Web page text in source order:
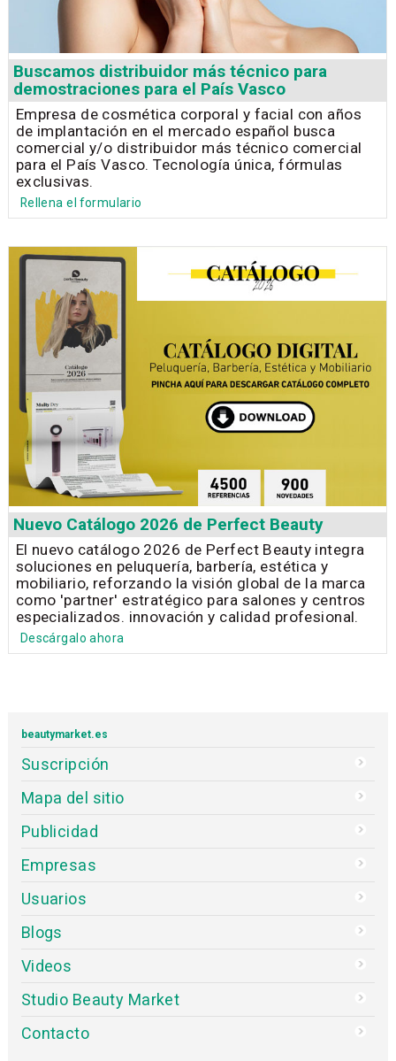
Buscamos distribuidor más técnico para
demostraciones para el País Vasco
Empresa de cosmética corporal y facial con años
de implantación en el mercado español busca
comercial y/o distribuidor más técnico comercial
para el País Vasco. Tecnología única, fórmulas
exclusivas.
Rellena el formulario
Nuevo Catálogo 2026 de Perfect Beauty
El nuevo catálogo 2026 de Perfect Beauty integra
soluciones en peluquería, barbería, estética y
mobiliario, reforzando la visión global de la marca
como 'partner' estratégico para salones y centros
especializados. innovación y calidad profesional.
Descárgalo ahora
beautymarket.es
Suscripción
Mapa del sitio
Publicidad
Empresas
Usuarios
Blogs
Videos
Studio Beauty Market
Contacto